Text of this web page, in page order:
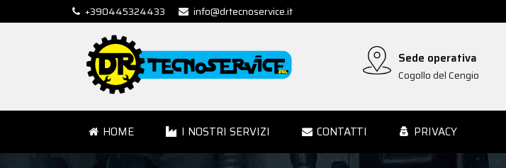
+390445324433 info@drtecnoservice.it
Sede operativa
Cogollo del Cengio
HOME I NOSTRI SERVIZI CONTATTI PRIVACY